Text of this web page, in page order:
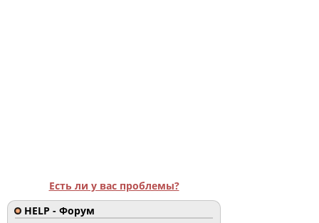
Есть ли у вас проблемы?
HELP - Форум